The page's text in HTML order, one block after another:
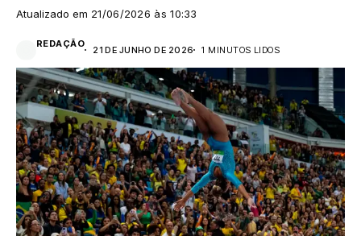
Atualizado em 21/06/2026 às 10:33
REDAÇÃO
21 DE JUNHO DE 2026 1 MINUTOS LIDOS